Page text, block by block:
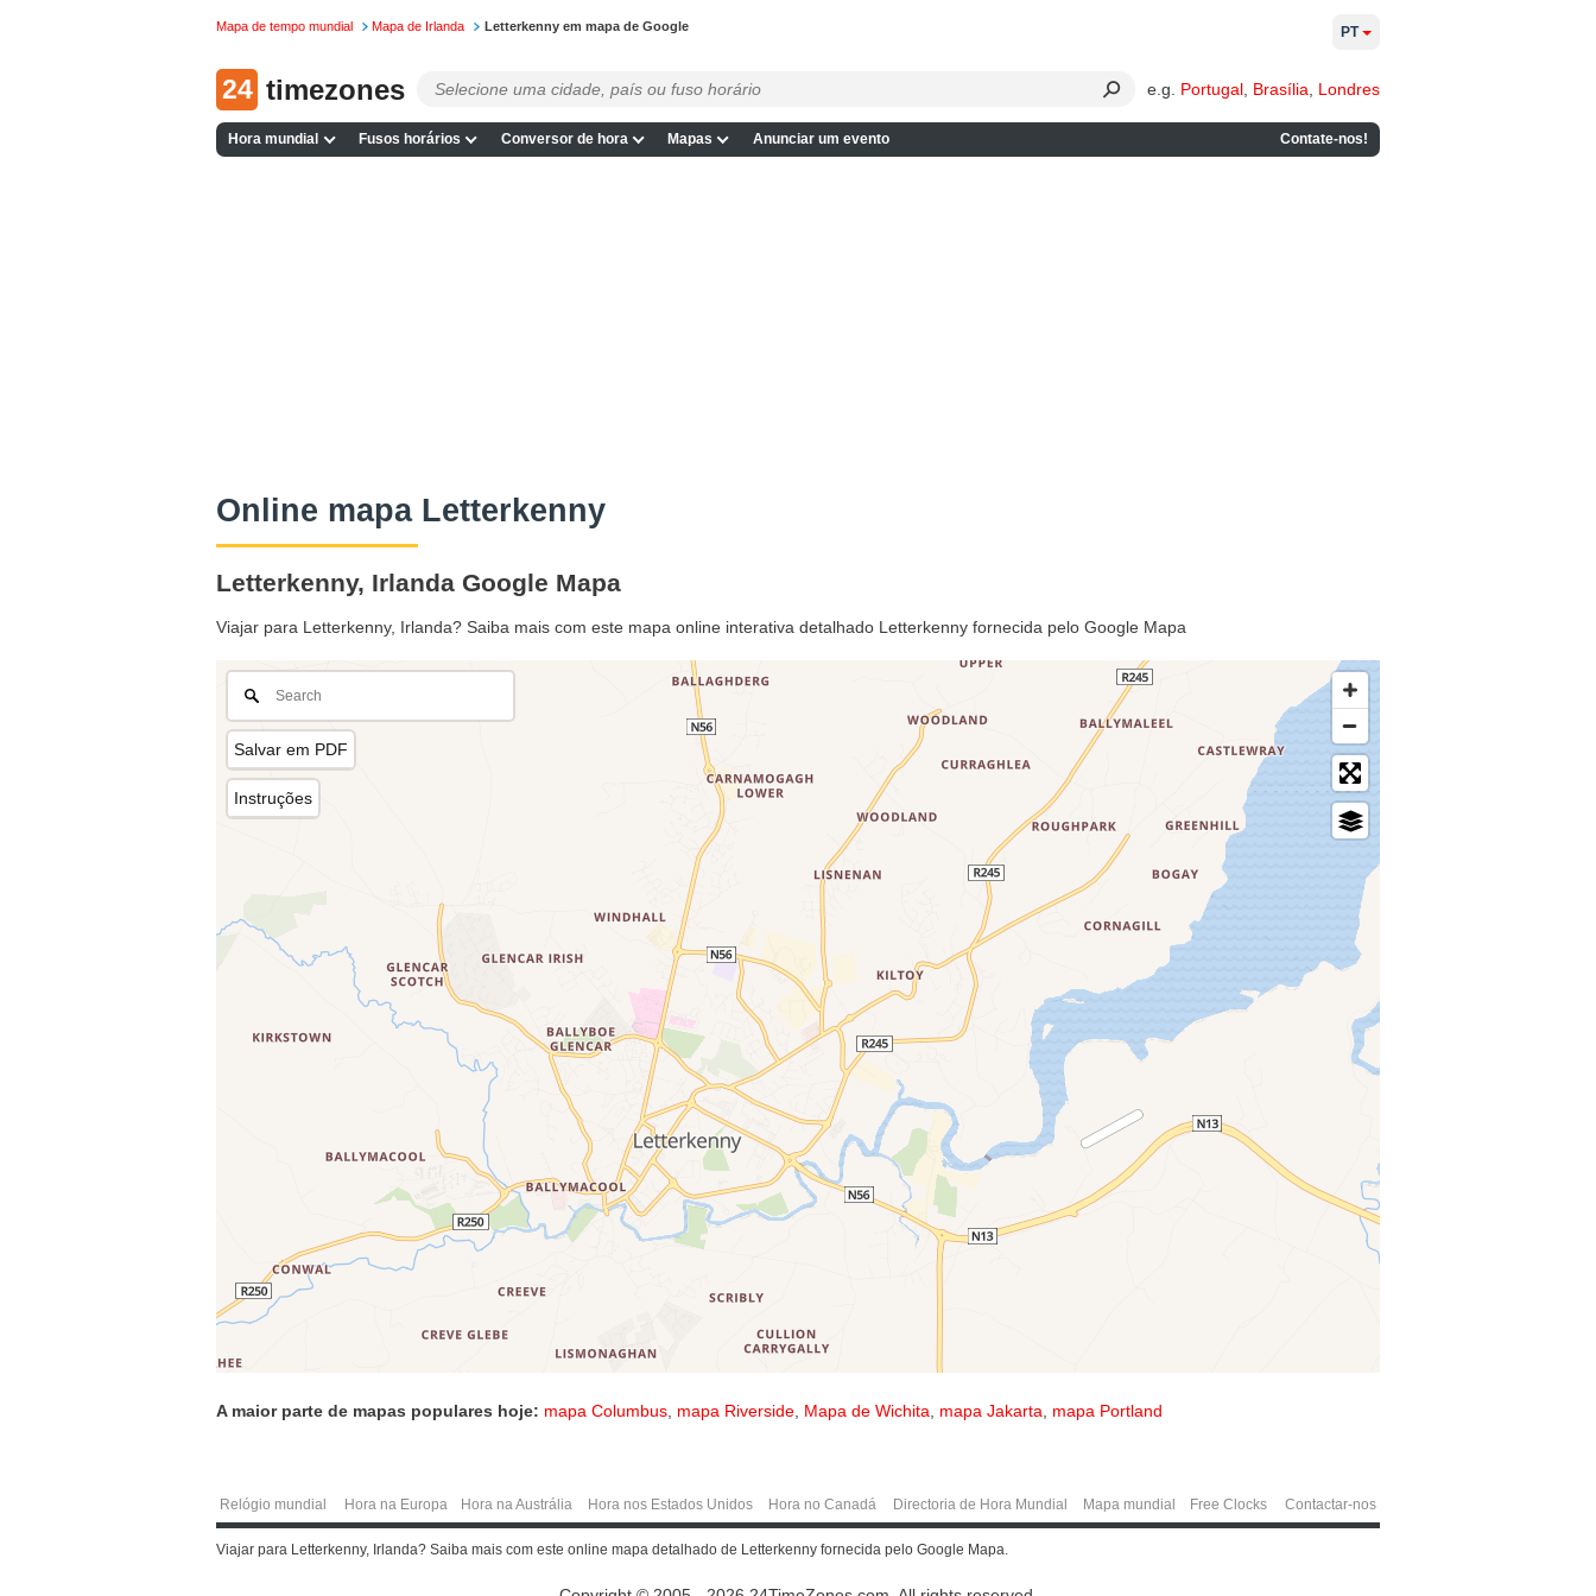
Mapa de tempo mundial Mapa de Irlanda Letterkenny em mapa de Google
24 timezones e.g. Portugal Brasília Londres
Hora mundial Fusos horários Conversor de hora Mapas Anunciar um evento Contate-nos!
PT
Online mapa Letterkenny
Letterkenny, Irlanda Google Mapa
Viajar para Letterkenny, Irlanda? Saiba mais com este mapa online interativa detalhado Letterkenny fornecida pelo Google Mapa
Salvar em PDF
Instruções
A maior parte de mapas populares hoje: mapa Columbus mapa Riverside Mapa de Wichita mapa Jakarta mapa Portland
Relógio mundial Hora na Europa Hora na Austrália Hora nos Estados Unidos Hora no Canadá Directoria de Hora Mundial Mapa mundial Free Clocks Contactar-nos
Viajar para Letterkenny, Irlanda? Saiba mais com este online mapa detalhado de Letterkenny fornecida pelo Google Mapa.